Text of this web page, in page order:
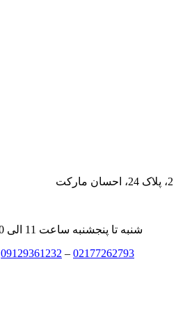
شنبه تا پنجشنبه ساعت 11 الی 20
02177262793
–
09129361232